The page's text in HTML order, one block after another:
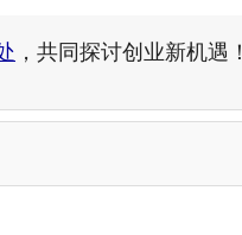
，共同探讨创业新机遇！